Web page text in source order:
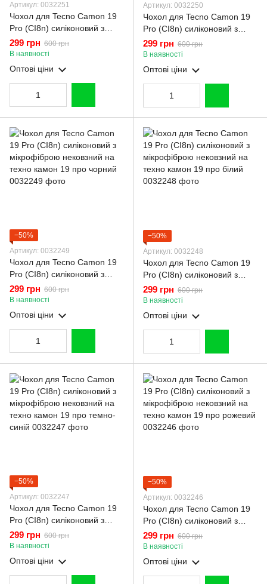
Артикул: 0032251
Чохол для Tecno Camon 19
Pro (CI8n) силіконовий з
мікрофіброю нековзний на
техно камон 19 про
бірюзовий
299 грн 600 грн
В наявності
Оптові ціни
Артикул: 0032250
Чохол для Tecno Camon 19
Pro (CI8n) силіконовий з
мікрофіброю нековзний на
техно камон 19 про
пудровий
299 грн 600 грн
В наявності
Оптові ціни
−50%
Артикул: 0032249
Чохол для Tecno Camon 19
Pro (CI8n) силіконовий з
мікрофіброю нековзний на
техно камон 19 про чорний
299 грн 600 грн
В наявності
Оптові ціни
−50%
Артикул: 0032248
Чохол для Tecno Camon 19
Pro (CI8n) силіконовий з
мікрофіброю нековзний на
техно камон 19 про білий
299 грн 600 грн
В наявності
Оптові ціни
−50%
Артикул: 0032247
Чохол для Tecno Camon 19
Pro (CI8n) силіконовий з
мікрофіброю нековзний на
техно камон 19 про темно-
синій
299 грн 600 грн
В наявності
Оптові ціни
−50%
Артикул: 0032246
Чохол для Tecno Camon 19
Pro (CI8n) силіконовий з
мікрофіброю нековзний на
техно камон 19 про рожевий
299 грн 600 грн
В наявності
Оптові ціни